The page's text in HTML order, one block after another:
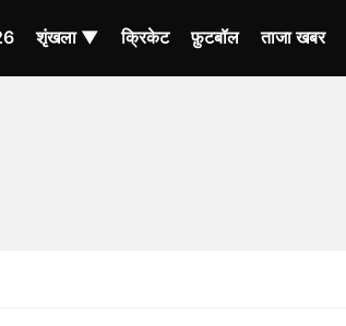
शृंखला ▼ क्रिकेट फ़ुटबॉल ताजा खबर